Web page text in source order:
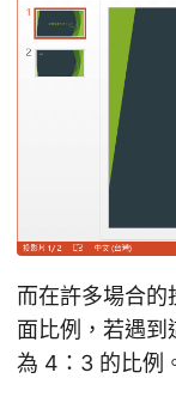
而在許多場合
面比例，若遇
為 4：3 的比例